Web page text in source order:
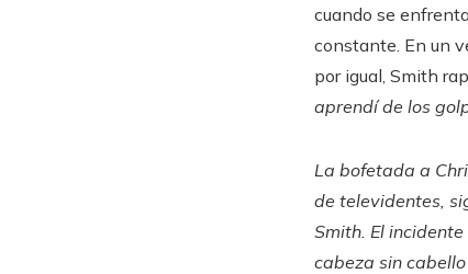
cuando se
constante. En un
por igual, Smith
aprendí de los
La bofetada a
de televidentes,
Smith. El
cabeza sin